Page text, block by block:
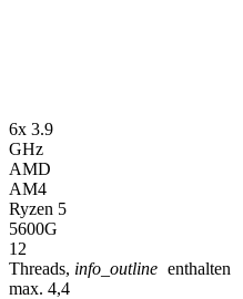
6x 3.9
GHz
AMD
AM4
Ryzen 5
5600G
12
Threads,
max. 4,4
info_outline enthalten